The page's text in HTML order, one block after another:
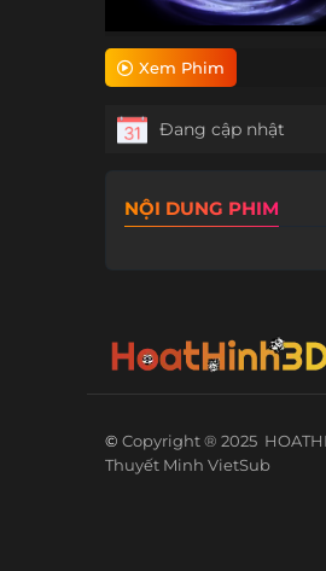
Xem Phim
Đang cập nhật
NỘI DUNG PHIM
© Copyright ® 2025
Thuyết Minh VietSub